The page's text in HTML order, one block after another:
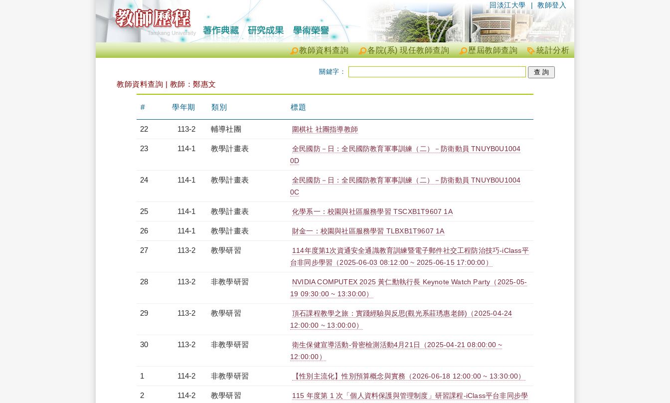
| 教師登入
回淡江大學
統計分析
歷屆教師查詢
各院(系) 現任教師查詢
教師資料查詢
關鍵字：
教師資料查詢 | 教師：鄭惠文
# 學年期 類別 標題
22 113-2 輔導社團 圍棋社 社團指導教師
23 114-1 教學計畫表
全民國防－日：全民國防教育軍事訓練（二）－防衛動員 TNUYB0U1004
0D
24 114-1 教學計畫表
全民國防－日：全民國防教育軍事訓練（二）－防衛動員 TNUYB0U1004
0C
25 114-1 教學計畫表 化學系一：校園與社區服務學習 TSCXB1T9607 1A
26 114-1 教學計畫表 財金一：校園與社區服務學習 TLBXB1T9607 1A
27 113-2 教學研習
114年度第1次資通安全通識教育訓練暨電子郵件社交工程防治技巧-iClass平
台非同步學習（2025-06-03 08:12:00 ~ 2025-06-15 17:00:00）
28 113-2 非教學研習
NVIDIA COMPUTEX 2025 黃仁勳執行長 Keynote Watch Party（2025-05-
19 09:30:00 ~ 13:30:00）
29 113-2 教學研習
頂石課程教學之旅：實踐經驗與反思(觀光系莊琇惠老師)（2025-04-24
12:00:00 ~ 13:00:00）
30 113-2 非教學研習
衛生保健宣導活動-骨密檢測活動4月21日（2025-04-21 08:00:00 ~
12:00:00）
1 114-2 非教學研習 【性別主流化】性別預算概念與實務（2026-06-18 12:00:00 ~ 13:30:00）
2 114-2 教學研習
115 年度第 1 次「個人資料保護與管理制度」研習課程-iClass平台非同步學